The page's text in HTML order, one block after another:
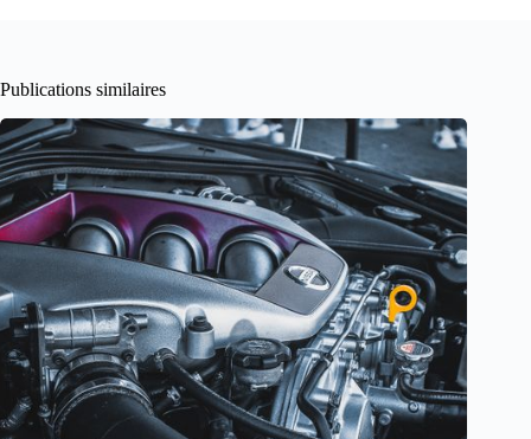
Publications similaires